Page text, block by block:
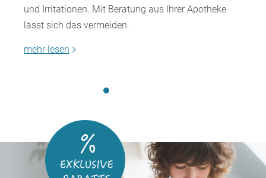
und Irritationen. Mit Beratung aus Ihrer Apotheke
lässt sich das vermeiden.
mehr lesen